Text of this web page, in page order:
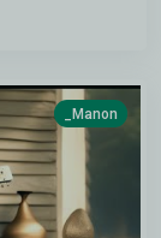
_Manon